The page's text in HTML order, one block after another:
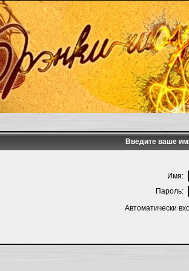
Введите ваше
Имя:
Пароль:
Автоматически